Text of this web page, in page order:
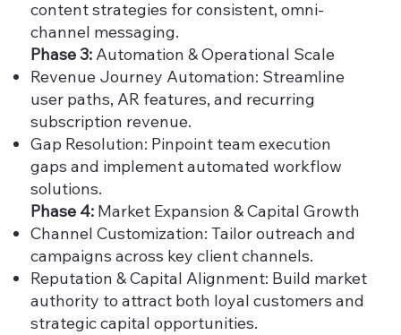
content strategies for consistent, omni-
channel messaging.
Phase 3: Automation & Operational Scale
Revenue Journey Automation: Streamline
user paths, AR features, and recurring
subscription revenue.
Gap Resolution: Pinpoint team execution
gaps and implement automated workflow
solutions.
Phase 4: Market Expansion & Capital Growth
Channel Customization: Tailor outreach and
campaigns across key client channels.
Reputation & Capital Alignment: Build market
authority to attract both loyal customers and
strategic capital opportunities.